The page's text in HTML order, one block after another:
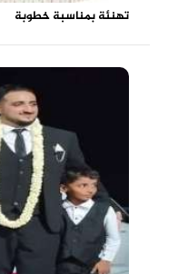
تهنئة بمناسبة خطوبة